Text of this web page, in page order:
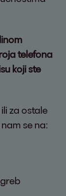
telefona
koji ste
za ostale
se na: